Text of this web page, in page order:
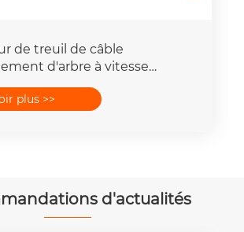
de treuil de câble
d'arbre à vitesse
plus >>
d'actualités